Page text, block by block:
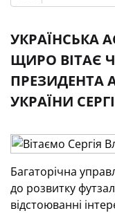
УКРАЇНСЬКА
ЩИРО ВІТАЄ
ПРЕЗИДЕНТА
УКРАЇНИ
Багаторічна
до розвитку
відстоюванні